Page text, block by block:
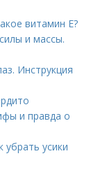
витамин Е?
и массы.
Инструкция
и правда о
убрать усики